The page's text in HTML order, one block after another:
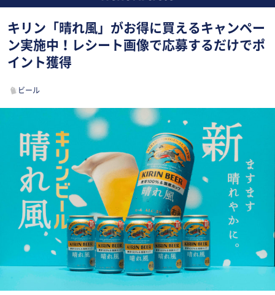
キリン「晴れ風」がお得に買えるキャンペー
ン実施中！レシート画像で応募するだけでポ
イント獲得
ビール